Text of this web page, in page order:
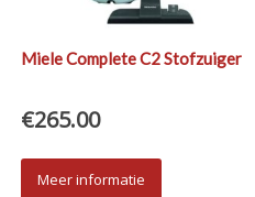
Miele Complete C2 Stofzuiger
€265.00
Meer informatie